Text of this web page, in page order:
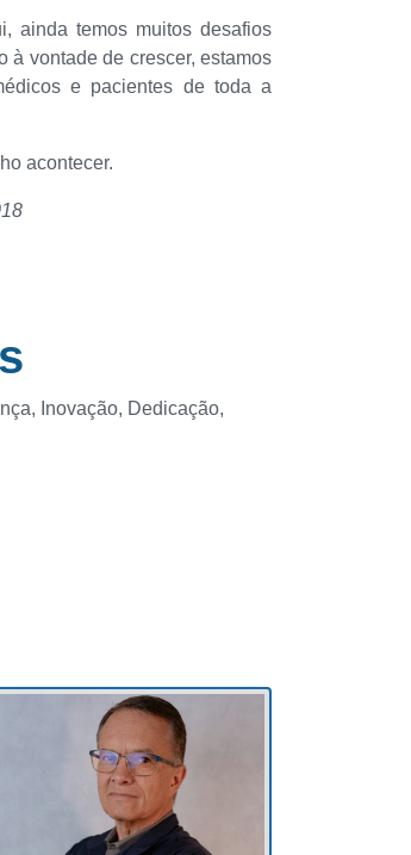
ainda temos muitos desafios
à vontade de crescer, estamos
e pacientes de toda a
acontecer.
Inovação, Dedicação,